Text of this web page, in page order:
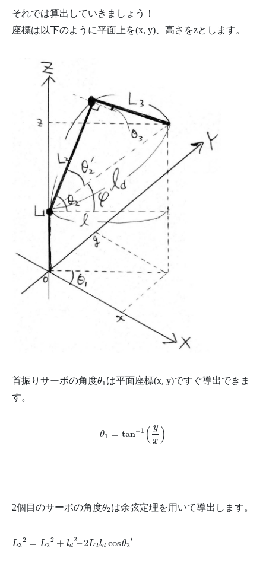
それでは算出していきましょう！
座標は以下のように平面上を(x, y)、高さをzとします。
首振りサーボの角度θ1
θ は平面座標(x, y)ですぐ導出できま
す。
θ1 = tan−1 ( y
x )
y x)
2個目のサーボの角度θ2
θ は余弦定理を用いて導出します。
L3
2 = L2
2 + ld
2–2L2ld cosθ2
′
L 2 22 +l – 2L 2l dcos